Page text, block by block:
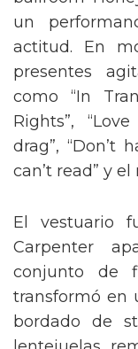
ballroom
un
actitud. En
presentes
como “In
Rights”,
drag”, “Don’t
can’t read” y
El vestuario
Carpenter
conjunto de
transformó en
bordado de